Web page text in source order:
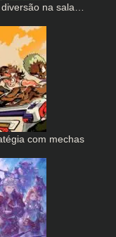
na sala…
com mechas